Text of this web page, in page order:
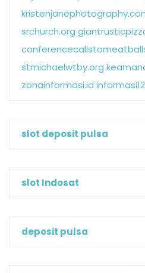
srchurch.org
stmichaelwtby.org
zonainformasi.id
slot deposit pulsa
slot Indosat
deposit pulsa